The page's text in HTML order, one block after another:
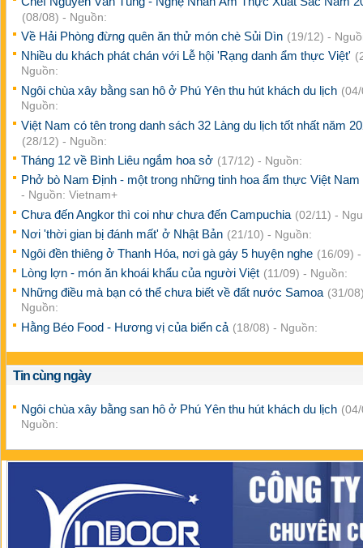
(08/08) - Nguồn:
Về Hải Phòng đừng quên ăn thử món chè Sủi Dìn (19/12) -
Nhiều du khách phát chán với Lễ hội 'Rạng danh ẩm thực Việt'
Nguồn:
Ngôi chùa xây bằng san hô ở Phú Yên thu hút khách du lịch
Nguồn:
Việt Nam có tên trong danh sách 32 Làng du lịch tốt nhất năm
(28/12) - Nguồn:
Tháng 12 về Bình Liêu ngắm hoa sở (17/12) - Nguồn:
Phở bò Nam Định - một trong những tinh hoa ẩm thực Việt Nam
- Nguồn: Vietnam+
Chưa đến Angkor thì coi như chưa đến Campuchia (02/11) -
Nơi 'thời gian bị đánh mất' ở Nhật Bản (21/10) - Nguồn:
Ngôi đền thiêng ở Thanh Hóa, nơi gà gáy 5 huyện nghe (16/09)
Lòng lợn - món ăn khoái khẩu của người Việt (11/09) - Nguồn:
Những điều mà bạn có thể chưa biết về đất nước Samoa (31/
Nguồn:
Hằng Béo Food - Hương vị của biển cả (18/08) - Nguồn:
Tin cùng ngày
Ngôi chùa xây bằng san hô ở Phú Yên thu hút khách du lịch
Nguồn: